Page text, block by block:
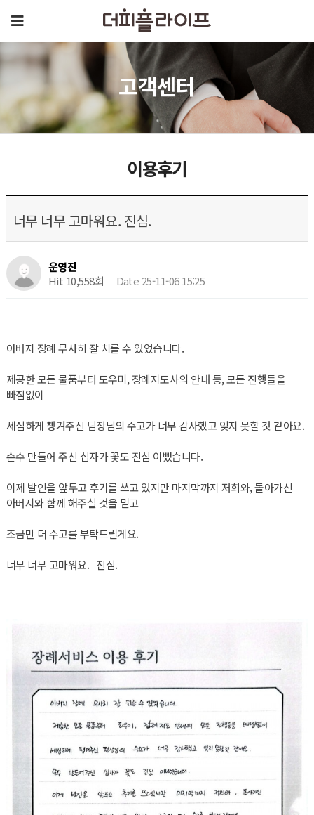
고객센터
이용후기
너무 너무 고마워요. 진심.
운영진
Hit 10,558회
Date 25-11-06 15:25
아버지 장례 무사히 잘 치를 수 있었습니다.
제공한 모든 물품부터 도우미, 장례지도사의 안내 등, 모든 진행들을
빠짐없이
세심하게 챙겨주신 팀장님의 수고가 너무 감사했고 잊지 못할 것 같아요.
손수 만들어 주신 십자가 꽃도 진심 이뻤습니다.
이제 발인을 앞두고 후기를 쓰고 있지만 마지막까지 저희와, 돌아가신
아버지와 함께 해주실 것을 믿고
조금만 더 수고를 부탁드릴게요.
너무 너무 고마워요. 진심.